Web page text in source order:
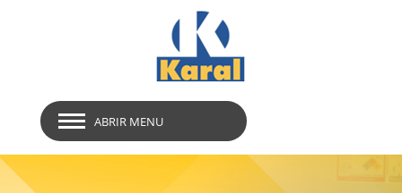
ABRIR MENU